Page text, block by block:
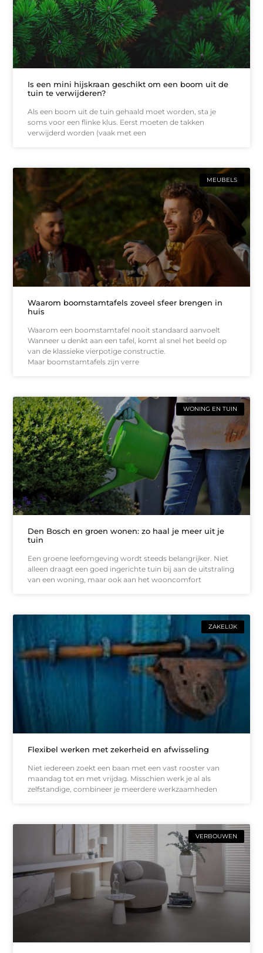
Is een mini hijskraan geschikt om een boom uit de
tuin te verwijderen?
Als een boom uit de tuin gehaald moet worden, sta je
soms voor een flinke klus. Eerst moeten de takken
verwijderd worden (vaak met een
MEUBELS
Waarom boomstamtafels zoveel sfeer brengen in
huis
Waarom een boomstamtafel nooit standaard aanvoelt
Wanneer u denkt aan een tafel, komt al snel het beeld op
van de klassieke vierpotige constructie.
Maar boomstamtafels zijn verre
WONING EN TUIN
Den Bosch en groen wonen: zo haal je meer uit je
tuin
Een groene leefomgeving wordt steeds belangrijker. Niet
alleen draagt een goed ingerichte tuin bij aan de uitstraling
van een woning, maar ook aan het wooncomfort
ZAKELIJK
Flexibel werken met zekerheid en afwisseling
Niet iedereen zoekt een baan met een vast rooster van
maandag tot en met vrijdag. Misschien werk je al als
zelfstandige, combineer je meerdere werkzaamheden
VERBOUWEN